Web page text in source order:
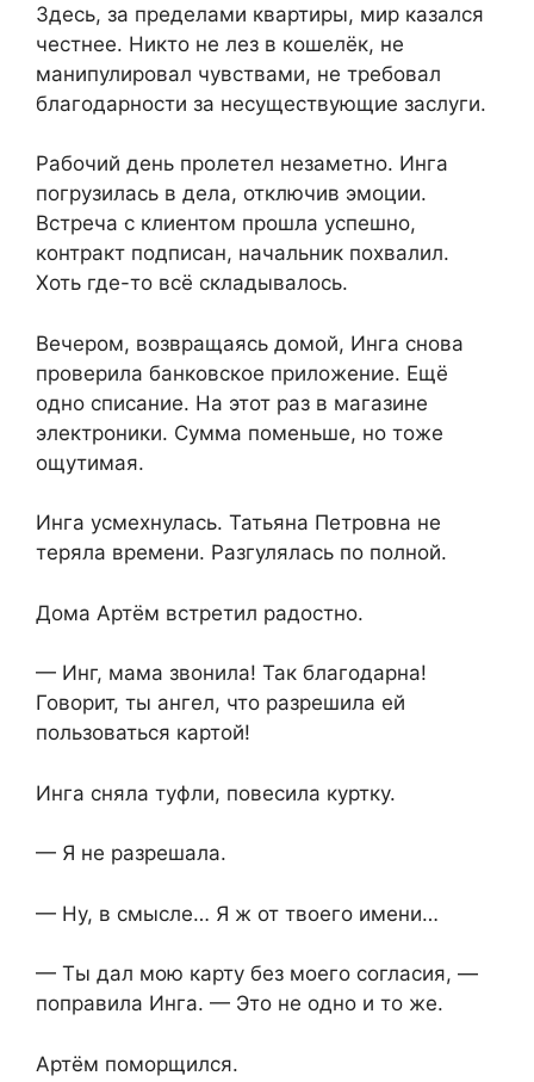
Здесь, за пределами квартиры, мир казался
честнее. Никто не лез в кошелёк, не
манипулировал чувствами, не требовал
благодарности за несуществующие заслуги.
Рабочий день пролетел незаметно. Инга
погрузилась в дела, отключив эмоции.
Встреча с клиентом прошла успешно,
контракт подписан, начальник похвалил.
Хоть где-то всё складывалось.
Вечером, возвращаясь домой, Инга снова
проверила банковское приложение. Ещё
одно списание. На этот раз в магазине
электроники. Сумма поменьше, но тоже
ощутимая.
Инга усмехнулась. Татьяна Петровна не
теряла времени. Разгулялась по полной.
Дома Артём встретил радостно.
— Инг, мама звонила! Так благодарна!
Говорит, ты ангел, что разрешила ей
пользоваться картой!
Инга сняла туфли, повесила куртку.
— Я не разрешала.
— Ну, в смысле… Я ж от твоего имени…
— Ты дал мою карту без моего согласия, —
поправила Инга. — Это не одно и то же.
Артём поморщился.